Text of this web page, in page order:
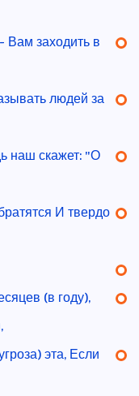
Вам заходить в
людей за
наш скажет: "О
И твердо
(в году),
эта, Если